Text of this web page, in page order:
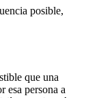
posible,
que una
esa persona a